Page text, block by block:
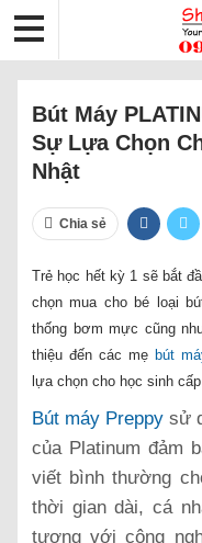
Bút Máy
Sự Lựa Chọn
Nhật
Chia sẻ
Trẻ học hết kỳ 1 sẽ bắt
chọn mua cho bé loại
thống bơm mực cũng
thiệu đến các mẹ bút
lựa chọn cho học sinh
Bút máy Preppy sử
của Platinum đảm
viết bình thường
thời gian dài, cá
tượng với công